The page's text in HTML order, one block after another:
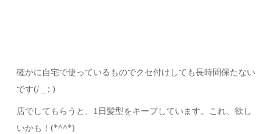
確かに自宅で使っているものでクセ付けしても長時間保たない
です(/ _ ; )
店でしてもらうと、1日髪型をキープしています。これ、欲し
いかも！(*^^*)